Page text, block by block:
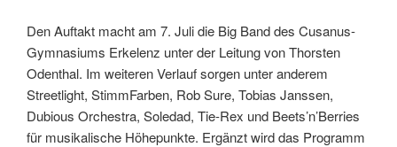
Den Auftakt macht am 7. Juli die Big Band des Cusanus-
Gymnasiums Erkelenz unter der Leitung von Thorsten
Odenthal. Im weiteren Verlauf sorgen unter anderem
Streetlight, StimmFarben, Rob Sure, Tobias Janssen,
Dubious Orchestra, Soledad, Tie-Rex und Beets’n’Berries
für musikalische Höhepunkte. Ergänzt wird das Programm